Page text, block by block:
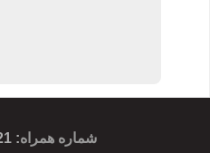
شماره همراه: